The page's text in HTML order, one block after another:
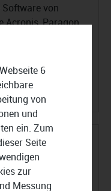
Software von
Acronis, Paragon
beim Erstellen
helfen.
Daten sichern
Ihnen Disk
Spiegelung von
Windows 10.
6
von
und
ein. Zum
Seite
zur
Messung